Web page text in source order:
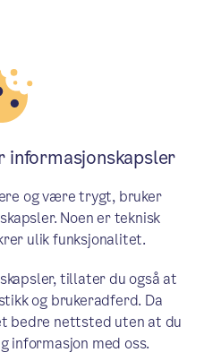
på Raymond
byråd
har
med
og har pekt på
å danne byråd i
informasjonskapsler
og være trygt, bruker
Noen er teknisk
ulik funksjonalitet.
tillater du også at
og brukeradferd. Da
bedre nettsted uten at du
informasjon med oss.